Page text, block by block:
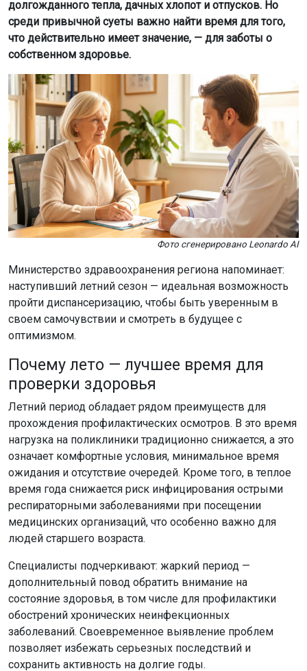
долгожданного тепла, дачных хлопот и отпусков. Но
среди привычной суеты важно найти время для того,
что действительно имеет значение, — для заботы о
собственном здоровье.
Фото сгенерировано Leonardo AI
Министерство здравоохранения региона напоминает:
наступивший летний сезон — идеальная возможность
пройти диспансеризацию, чтобы быть уверенным в
своем самочувствии и смотреть в будущее с
оптимизмом.
Почему лето — лучшее время для
проверки здоровья
Летний период обладает рядом преимуществ для
прохождения профилактических осмотров. В это время
нагрузка на поликлиники традиционно снижается, а это
означает комфортные условия, минимальное время
ожидания и отсутствие очередей. Кроме того, в теплое
время года снижается риск инфицирования острыми
респираторными заболеваниями при посещении
медицинских организаций, что особенно важно для
людей старшего возраста.
Специалисты подчеркивают: жаркий период —
дополнительный повод обратить внимание на
состояние здоровья, в том числе для профилактики
обострений хронических неинфекционных
заболеваний. Своевременное выявление проблем
позволяет избежать серьезных последствий и
сохранить активность на долгие годы.